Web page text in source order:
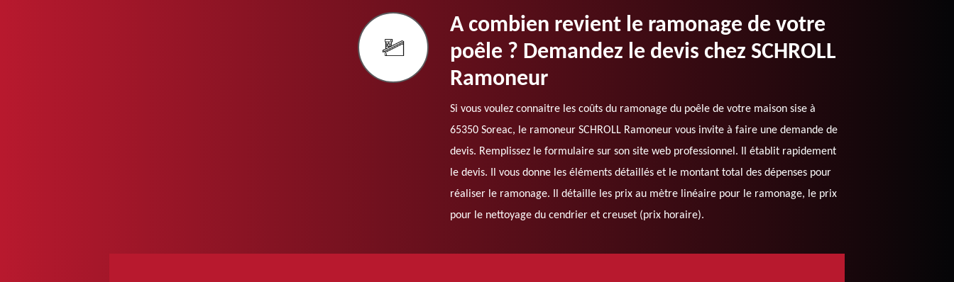
A combien revient le ramonage de votre
poêle ? Demandez le devis chez SCHROLL
Ramoneur
Si vous voulez connaitre les coûts du ramonage du poêle de votre maison sise à
65350 Soreac, le ramoneur SCHROLL Ramoneur vous invite à faire une demande de
devis. Remplissez le formulaire sur son site web professionnel. Il établit rapidement
le devis. Il vous donne les éléments détaillés et le montant total des dépenses pour
réaliser le ramonage. Il détaille les prix au mètre linéaire pour le ramonage, le prix
pour le nettoyage du cendrier et creuset (prix horaire).